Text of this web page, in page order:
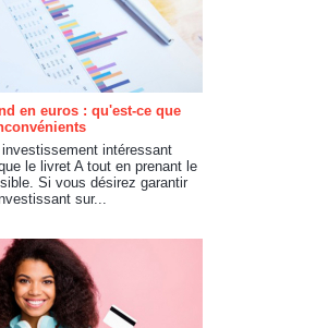
en euros : qu'est-ce que
intéressant
le livret A tout en prenant le
Si vous désirez garantir
sur...